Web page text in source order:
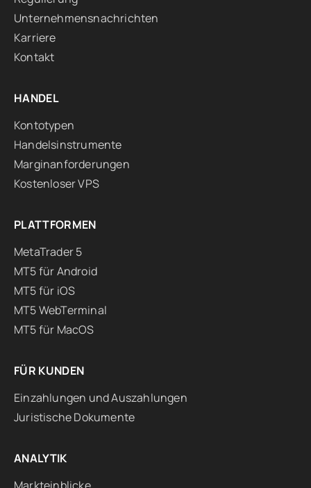
Unternehmensnachrichten
Karriere
Kontakt
HANDEL
Kontotypen
Handelsinstrumente
Marginanforderungen
Kostenloser VPS
PLATTFORMEN
MetaTrader 5
MT5 für Android
MT5 für iOS
MT5 WebTerminal
MT5 für MacOS
FÜR KUNDEN
Einzahlungen und Auszahlungen
Juristische Dokumente
ANALYTIK